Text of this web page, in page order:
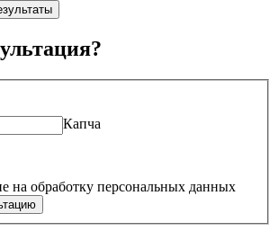
Капча
на обработку персональных данных